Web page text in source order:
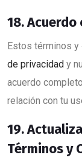
18.
Estos términos y
de privacidad y
acuerdo
relación con tu
19.
Términos y